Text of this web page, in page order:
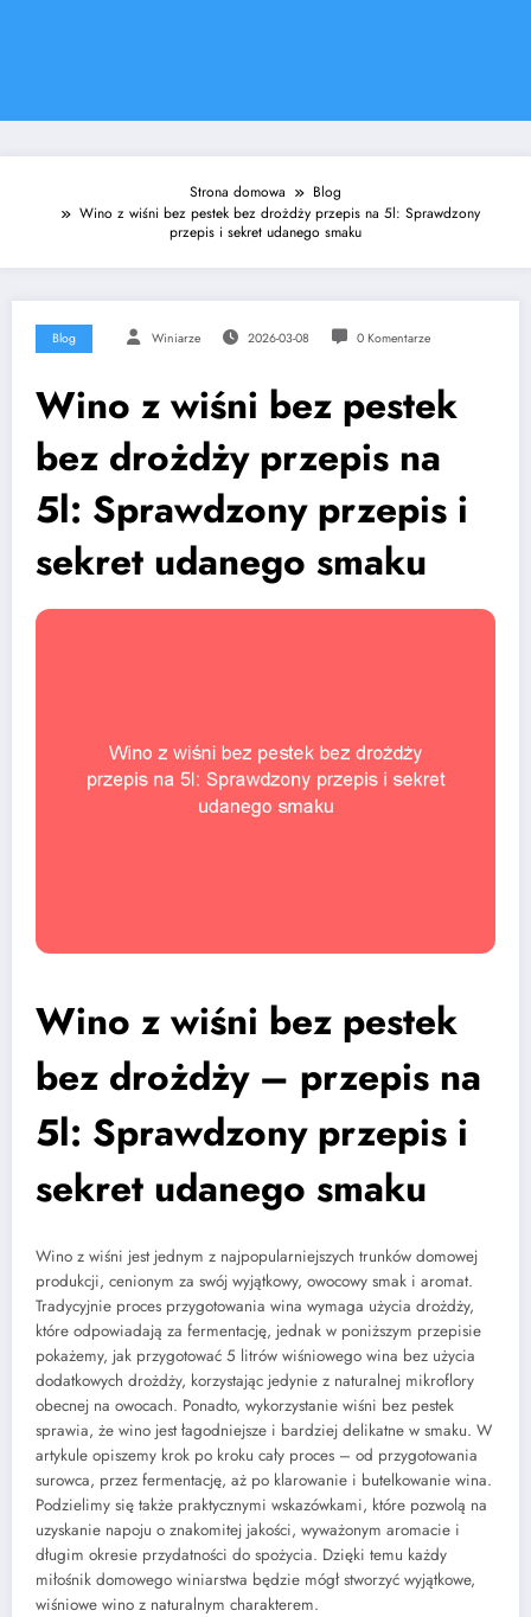
Strona domowa
Blog
Wino z wiśni bez pestek bez drożdży przepis na 5l: Sprawdzony
przepis i sekret udanego smaku
Blog Winiarze 2026-03-08 0 Komentarze
Wino z wiśni bez pestek
bez drożdży przepis na
5l: Sprawdzony przepis i
sekret udanego smaku
Wino z wiśni bez pestek
bez drożdży – przepis na
5l: Sprawdzony przepis i
sekret udanego smaku
Wino z wiśni jest jednym z najpopularniejszych trunków domowej
produkcji, cenionym za swój wyjątkowy, owocowy smak i aromat.
Tradycyjnie proces przygotowania wina wymaga użycia drożdży,
które odpowiadają za fermentację, jednak w poniższym przepisie
pokażemy, jak przygotować 5 litrów wiśniowego wina bez użycia
dodatkowych drożdży, korzystając jedynie z naturalnej mikroflory
obecnej na owocach. Ponadto, wykorzystanie wiśni bez pestek
sprawia, że wino jest łagodniejsze i bardziej delikatne w smaku. W
artykule opiszemy krok po kroku cały proces – od przygotowania
surowca, przez fermentację, aż po klarowanie i butelkowanie wina.
Podzielimy się także praktycznymi wskazówkami, które pozwolą na
uzyskanie napoju o znakomitej jakości, wyważonym aromacie i
długim okresie przydatności do spożycia. Dzięki temu każdy
miłośnik domowego winiarstwa będzie mógł stworzyć wyjątkowe,
wiśniowe wino z naturalnym charakterem.